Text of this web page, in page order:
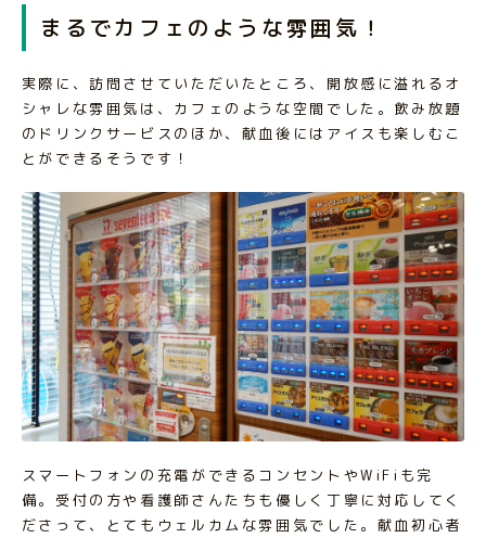
まるでカフェのような雰囲気！
実際に、訪問させていただいたところ、開放感に溢れるオ
シャレな雰囲気は、カフェのような空間でした。飲み放題
のドリンクサービスのほか、献血後にはアイスも楽しむこ
とができるそうです！
スマートフォンの充電ができるコンセントやWiFiも完
備。受付の方や看護師さんたちも優しく丁寧に対応してく
ださって、とてもウェルカムな雰囲気でした。献血初心者